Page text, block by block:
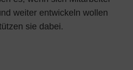
weiter entwickeln wollen
sie dabei.